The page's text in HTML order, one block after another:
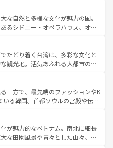
は、音楽と美食が融合した独特の
メリカの各地域で異なる魅力を楽
と豊かな歴史を感じることができ
、新着のアメリカ
を参照してほしい。
た、定番の観光地といえばオアフ
めるならマウイ島やカウアイ島が
リーンに輝く海をはじめ、豊かな
れる人々を迎えてくれるハワイの
フードやハワイアンミュージッ
など、すべてがハワイの魅力を彩
着のハワイ情報
してほしい。
な自然と多様な文化が魅力の国。
るシドニー・オペラハウス、オー
にそびえるウルル（エアーズロッ
い原生林やケアンズの熱帯雨林な
。また、カフェやワイン、オージ
充実しており、サーフィンやダイ
、アウトドア好きにはたまらな
彩な魅力を存分に味わいつくそ
たどり着く台湾は、多彩な文化と
観光地。活気あふれる大都市の台
である台湾東部など、都市の喧騒
ており、訪れる人に新しい発見と
。また、奥深い台湾の食文化も魅
ーツなど、バラエティ豊かな料理
お、新着の台湾情報は コンテンツ一覧を参
一方で、最先端のファッションやK
る韓国。首都ソウルの宮殿や伝統
四季折々の自然美を楽しむことが
や焼肉、絶品のストリートフード
理が待っている。夜には、韓国な
が魅力的なベトナム。南北に細長
な田園風景や青々とした山々、世